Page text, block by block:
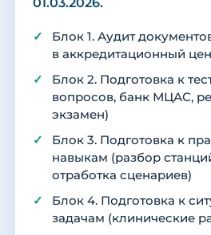
Блок 1. Аудит
в аккредитационный
Блок 2. Подготовка к
вопросов, банк МЦАС,
экзамен)
Блок 3. Подготовка к
навыкам (разбор
отработка сценариев)
Блок 4. Подготовка к
задачам (клинические